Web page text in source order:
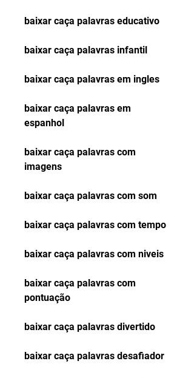
baixar caça palavras educativo
baixar caça palavras infantil
baixar caça palavras em ingles
baixar caça palavras em
espanhol
baixar caça palavras com
imagens
baixar caça palavras com som
baixar caça palavras com tempo
baixar caça palavras com niveis
baixar caça palavras com
pontuação
baixar caça palavras divertido
baixar caça palavras desafiador